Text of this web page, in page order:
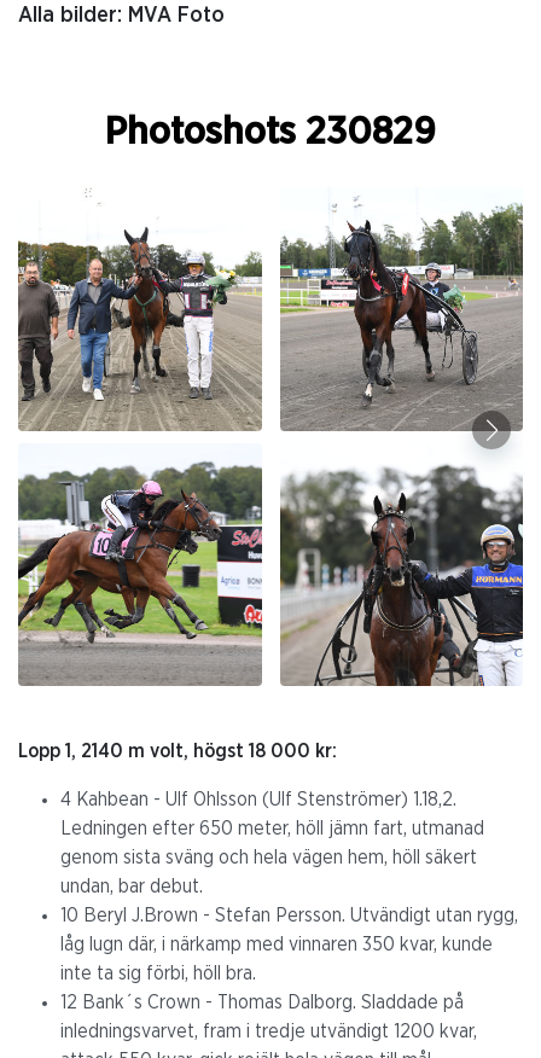
Alla bilder: MVA Foto
Photoshots 230829
Lopp 1, 2140 m volt, högst 18 000 kr:
4 Kahbean - Ulf Ohlsson (Ulf Stenströmer) 1.18,2.
Ledningen efter 650 meter, höll jämn fart, utmanad
genom sista sväng och hela vägen hem, höll säkert
undan, bar debut.
10 Beryl J.Brown - Stefan Persson. Utvändigt utan rygg,
låg lugn där, i närkamp med vinnaren 350 kvar, kunde
inte ta sig förbi, höll bra.
12 Bank´s Crown - Thomas Dalborg. Sladdade på
inledningsvarvet, fram i tredje utvändigt 1200 kvar,